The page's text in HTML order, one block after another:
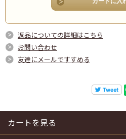
返品についての詳細はこちら
お問い合わせ
友達にメールですすめる
カートを見る